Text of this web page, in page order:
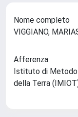
Nome completo
VIGGIANO,
Afferenza
Istituto di
della Terra